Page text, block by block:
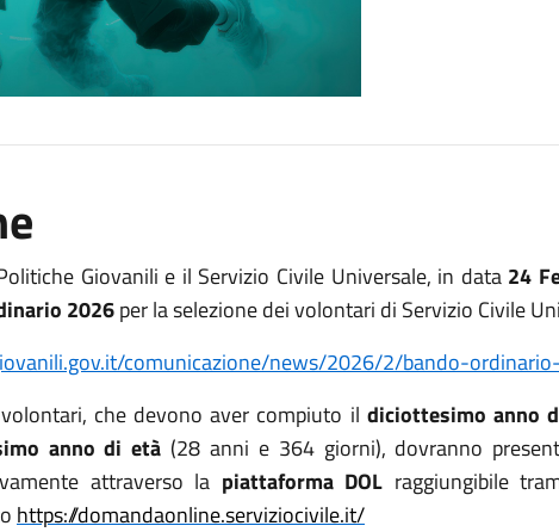
Giovanili e il Servizio Civile Universale, in data 24
2026per la selezione dei volontari di Servizio Civile
comunicazione/news/2026/2/bando-
che devono aver compiuto il diciottesimo anno
anno di età (28 anni e 364 giorni), dovranno
attraverso la piattaforma DOL raggiungibile
https://domandaonline.serviziocivile.it/